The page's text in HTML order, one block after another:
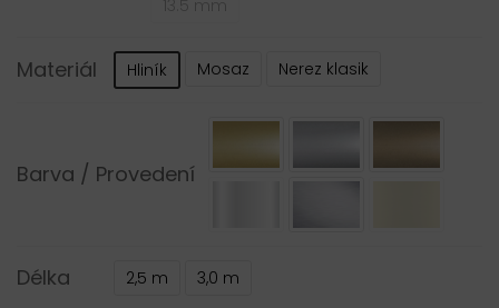
Materiál Hliník Mosaz Nerez klasik
Barva / Provedení
Délka 2,5 m 3,0 m